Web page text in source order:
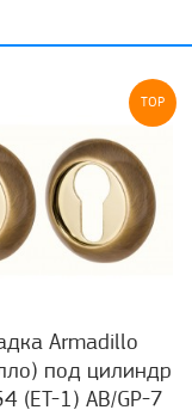
TOP
Armadillo
под цилиндр
(ET-1) AB/GP-7